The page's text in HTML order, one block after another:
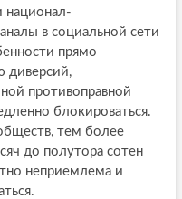
национал-
в социальной сети
прямо
диверсий,
противоправной
блокироваться.
тем более
до полутора сотен
неприемлема и